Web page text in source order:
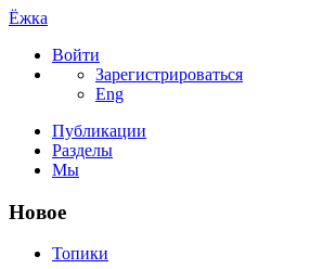
Ёжка
Войти
Зарегистрироваться
Eng
Публикации
Разделы
Мы
Новое
Топики